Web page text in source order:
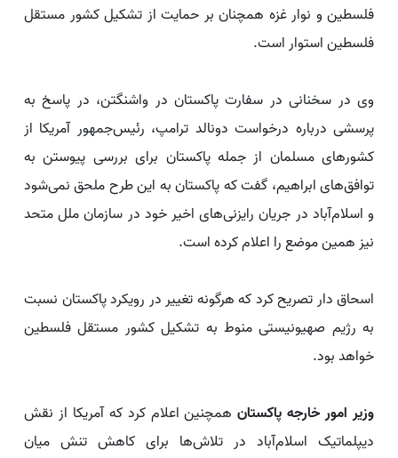
فلسطین و نوار غزه همچنان بر حمایت از تشکیل کشور مستقل
فلسطین استوار است.
وی در سخنانی در سفارت پاکستان در واشنگتن، در پاسخ به
پرسشی درباره درخواست دونالد ترامپ، رئیس‌جمهور آمریکا از
کشورهای مسلمان از جمله پاکستان برای بررسی پیوستن به
توافق‌های ابراهیم، گفت که پاکستان به این طرح ملحق نمی‌شود
و اسلام‌آباد در جریان رایزنی‌های اخیر خود در سازمان ملل متحد
نیز همین موضع را اعلام کرده است.
اسحاق دار تصریح کرد که هرگونه تغییر در رویکرد پاکستان نسبت
به رژیم صهیونیستی منوط به تشکیل کشور مستقل فلسطین
خواهد بود.
وزیر امور خارجه پاکستانهمچنین اعلام کرد که آمریکا از نقش
دیپلماتیک اسلام‌آباد در تلاش‌ها برای کاهش تنش میان